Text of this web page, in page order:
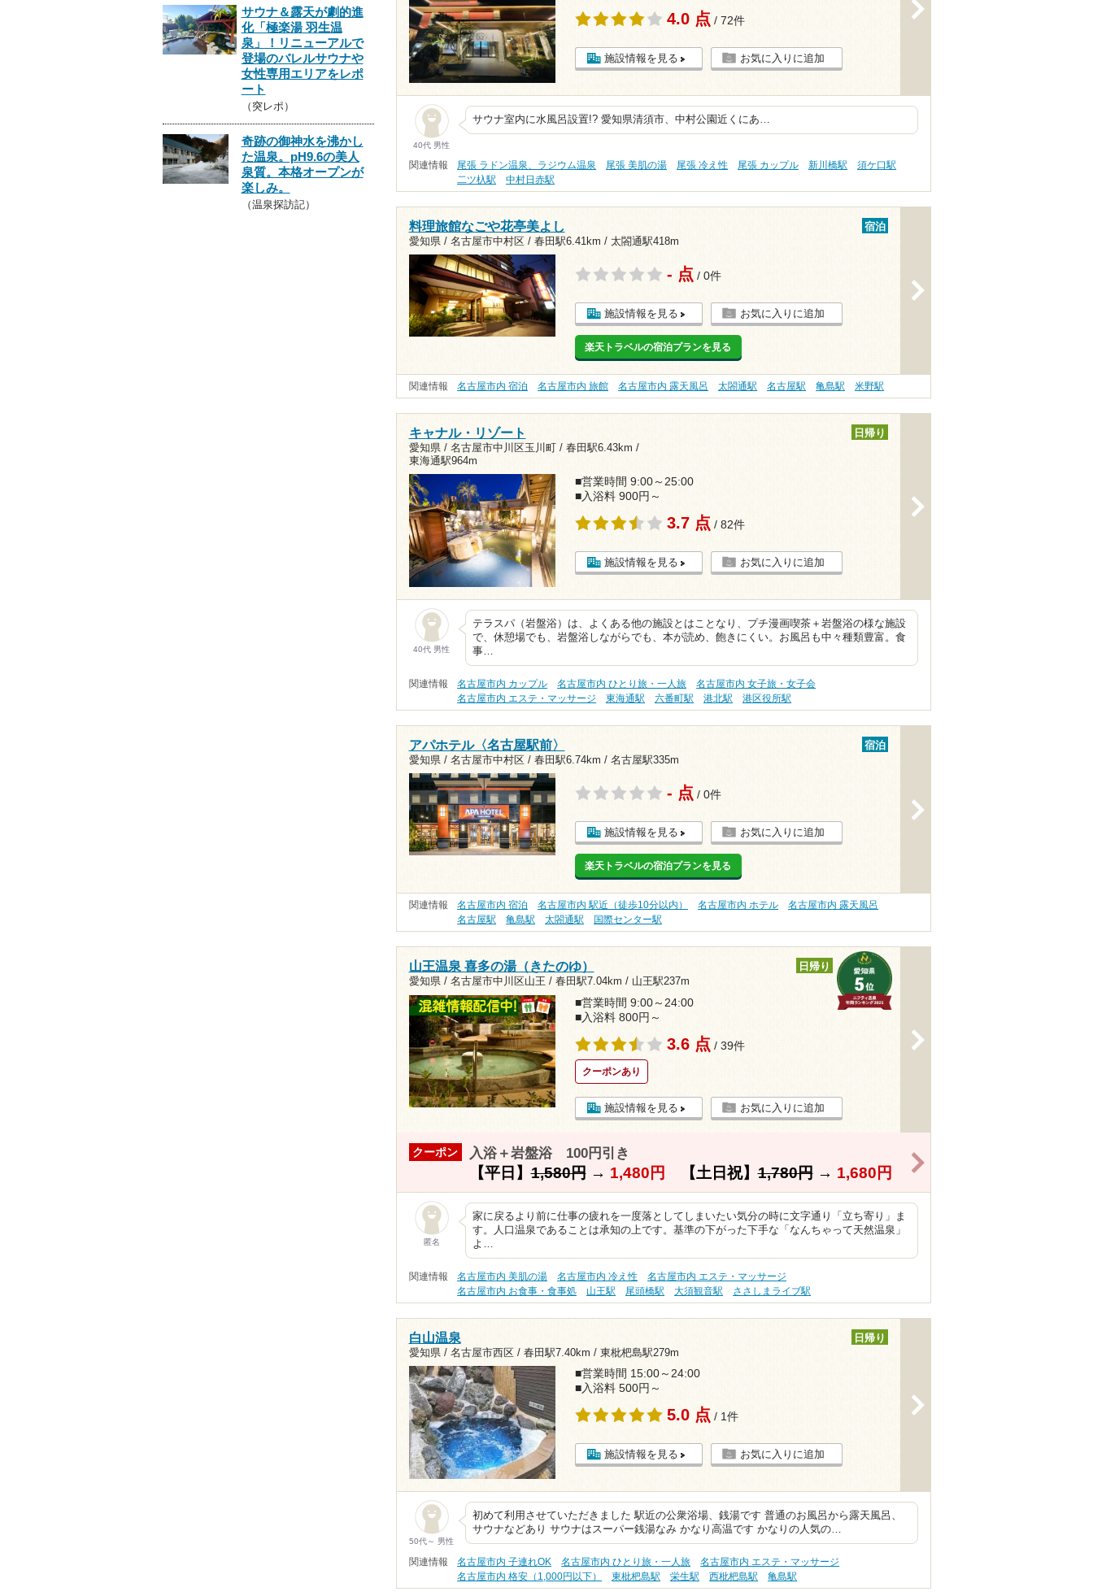
4.0 点 / 72件
施設情報を見る お気に入りに追加
40代 男性
サウナ室内に水風呂設置!? 愛知県清須市、中村公園近くにあ…
関連情報 尾張 ラドン温泉、ラジウム温泉 尾張 美肌の湯 尾張 冷え性 尾張 カップル 新川橋駅
須ケ口駅
二ツ杁駅
中村日赤駅
料理旅館なごや花亭美よし
愛知県 / 名古屋市中村区 / 春田駅6.41km / 太閤通駅418m
宿泊
- 点 / 0件
施設情報を見る お気に入りに追加
楽天トラベルの宿泊プランを見る
関連情報 名古屋市内 宿泊 名古屋市内 旅館 名古屋市内 露天風呂 太閤通駅 名古屋駅 亀島駅 米野駅
キャナル・リゾート
愛知県 / 名古屋市中川区玉川町 / 春田駅6.43km /
東海通駅964m
日帰り
■営業時間 9:00～25:00
■入浴料 900円～
3.7 点 / 82件
施設情報を見る お気に入りに追加
40代 男性
テラスパ（岩盤浴）は、よくある他の施設とはことなり、プチ漫画喫茶＋岩盤浴の様な施設
で、休憩場でも、岩盤浴しながらでも、本が読め、飽きにくい。お風呂も中々種類豊富。食
事…
関連情報 名古屋市内 カップル 名古屋市内 ひとり旅・一人旅
名古屋市内 女子旅・女子会
名古屋市内 エステ・マッサージ
東海通駅 六番町駅 港北駅 港区役所駅
アパホテル〈名古屋駅前〉
愛知県 / 名古屋市中村区 / 春田駅6.74km / 名古屋駅335m
宿泊
- 点 / 0件
施設情報を見る お気に入りに追加
楽天トラベルの宿泊プランを見る
関連情報 名古屋市内 宿泊 名古屋市内 駅近（徒歩10分以内） 名古屋市内 ホテル
名古屋市内 露天風呂
名古屋駅
亀島駅 太閤通駅 国際センター駅
山王温泉 喜多の湯（きたのゆ）
愛知県 / 名古屋市中川区山王 / 春田駅7.04km / 山王駅237m
日帰り
■営業時間 9:00～24:00
■入浴料 800円～
3.6 点 / 39件
クーポンあり
施設情報を見る お気に入りに追加
クーポン 入浴＋岩盤浴 100円引き
【平日】1,580円→ 1,480円 【土日祝】1,780円→ 1,680円
匿名
家に戻るより前に仕事の疲れを一度落としてしまいたい気分の時に文字通り「立ち寄り」ま
す。人口温泉であることは承知の上です。基準の下がった下手な「なんちゃって天然温泉」
よ…
関連情報 名古屋市内 美肌の湯 名古屋市内 冷え性
名古屋市内 エステ・マッサージ
名古屋市内 お食事・食事処
山王駅 尾頭橋駅 大須観音駅 ささしまライブ駅
白山温泉
愛知県 / 名古屋市西区 / 春田駅7.40km / 東枇杷島駅279m
日帰り
■営業時間 15:00～24:00
■入浴料 500円～
5.0 点 / 1件
施設情報を見る お気に入りに追加
50代～ 男性
初めて利用させていただきました 駅近の公衆浴場、銭湯です 普通のお風呂から露天風呂、
サウナなどあり サウナはスーパー銭湯なみ かなり高温です かなりの人気の…
関連情報 名古屋市内 子連れOK 名古屋市内 ひとり旅・一人旅
名古屋市内 エステ・マッサージ
名古屋市内 格安（1,000円以下）
東枇杷島駅 栄生駅 西枇杷島駅 亀島駅
サウナ＆露天が劇的進
化「極楽湯 羽生温
泉」！リニューアルで
登場のバレルサウナや
女性専用エリアをレポ
ート
（突レポ）
奇跡の御神水を沸かし
た温泉。pH9.6の美人
泉質。本格オープンが
楽しみ。
（温泉探訪記）